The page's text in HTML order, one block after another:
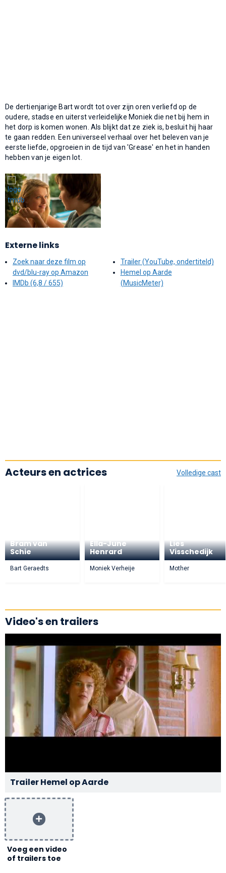
De dertienjarige Bart wordt tot over zijn oren verliefd op de
oudere, stadse en uiterst verleidelijke Moniek die net bij hem in
het dorp is komen wonen. Als blijkt dat ze ziek is, besluit hij haar
te gaan redden. Een universeel verhaal over het beleven van je
eerste liefde, opgroeien in de tijd van 'Grease' en het in handen
hebben van je eigen lot.
Externe links
Zoek naar deze film op
dvd/blu-ray op Amazon
IMDb (6,8 / 655)
Trailer (YouTube, ondertiteld)
Hemel op Aarde
(MusicMeter)
Volledige cast
Acteurs en actrices
Bram van
Schie
Bart Geraedts
Ella-June
Henrard
Moniek Verheije
Lies
Visschedijk
Mother
Video's en trailers
Trailer Hemel op Aarde
Voeg een video
of trailers toe